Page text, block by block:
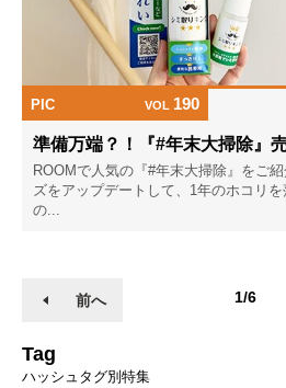
PIC VOL 190
準備万端？！『#年末大掃除』
ROOMで人気の『#年末大掃除』をご
ズをアップデートして、1年のホコリ
の...
前へ 1/6
Tag
ハッシュタグ別特集